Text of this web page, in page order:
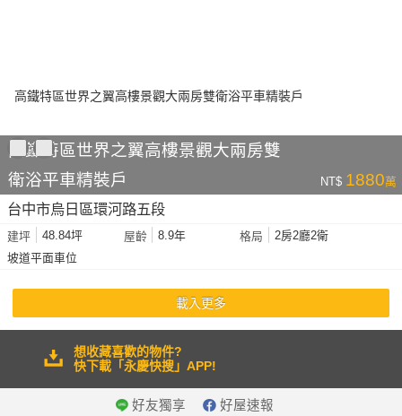
高鐵特區世界之翼高樓景觀大兩房雙
衛浴平車精裝戶
NT$ 1880萬
台中市烏日區環河路五段
建坪 48.84坪 屋齡 8.9年 格局
2房2廳2衛
坡道平面車位
載入更多
想收藏喜歡的物件?
快下載「永慶快搜」APP!
好友獨享 好屋速報